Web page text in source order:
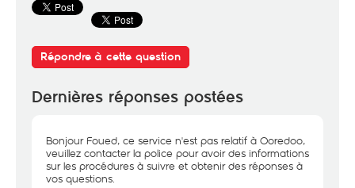
Répondre à cette question
Dernières réponses postées
Bonjour Foued, ce service n'est pas relatif à Ooredoo,
veuillez contacter la police pour avoir des informations
sur les procédures à suivre et obtenir des réponses à
vos questions.